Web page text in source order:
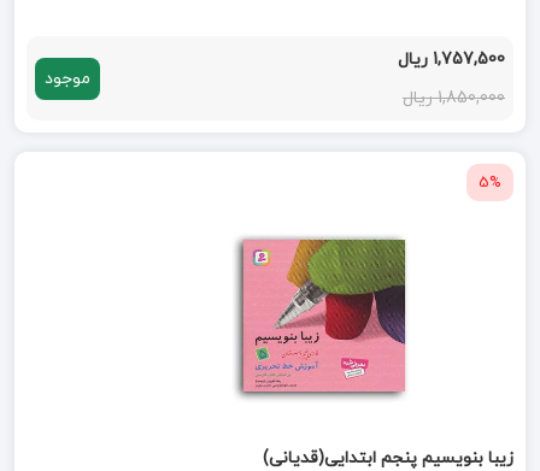
1,757,500 ریال
1,850,000 ریال
موجود
5%
زیبا بنویسیم پنجم ابتدایی(قدیانی)